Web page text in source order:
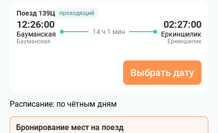
Поезд 139Ц проходящий
12:26:00
Бауманская
Бауманская
14 ч 1 мин
02:27:00
Еркиншилик
Еркеншилик
Выбрать дату
Расписание: по чётным дням
Бронирование мест на поезд